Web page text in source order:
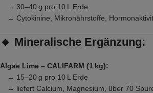
→ 30–40 g pro 10 L Erde
→ Cytokinine, Mikronährstoffe,
🔸 Mineralische Ergänzung:
Algae Lime – CALIFARM (1 kg):
→ 15–20 g pro 10 L Erde
→ liefert Calcium, Magnesium, über 70